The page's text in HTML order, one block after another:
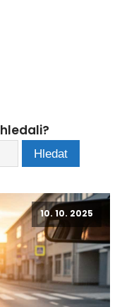
10. 10. 2025